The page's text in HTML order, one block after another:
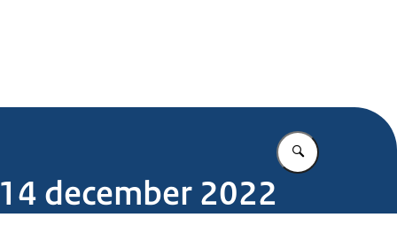
Vul in wat u
december 2022